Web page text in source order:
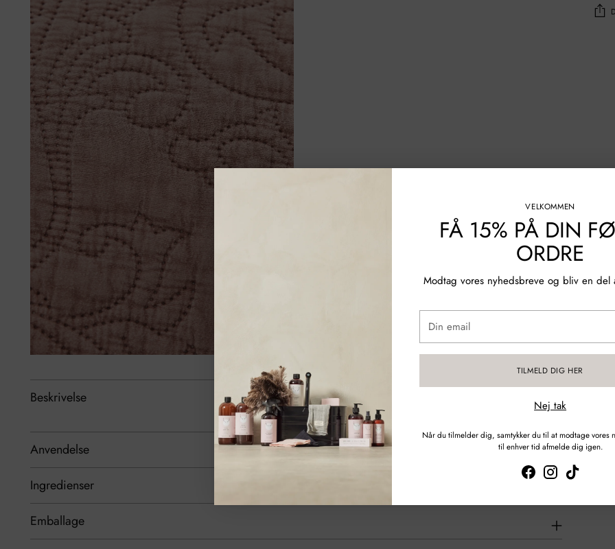
VELKOMMEN
FÅ 15% PÅ DIN
ORDRE
Modtag vores nyhedsbreve og bliv en del
email
TILMELD DIG HER
Nej tak
Når du tilmelder dig, samtykker du til at modtage vores
til enhver tid afmelde dig igen.
Beskrivelse
Anvendelse
Ingredienser
Emballage